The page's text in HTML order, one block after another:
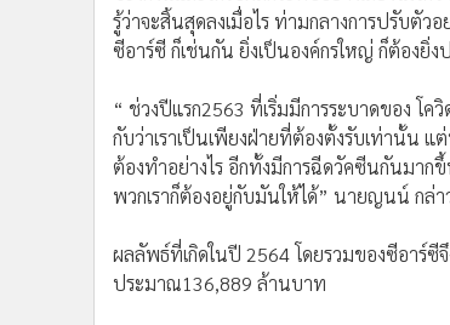
รู้ว่าจะสิ้นสุดลงเมื่อไร ท่ามกลางการปรับตัว
ซีอาร์ซี ก็เช่นกัน ยิ่งเป็นองค์กรใหญ่ ก็ต้อง
“ ช่วงปีแรก2563 ที่เริ่มมีการระบาดของ โ
กับว่าเราเป็นเพียงฝ่ายที่ต้องตั้งรับเท่านั้น
ต้องทำอย่างไร อีกทั้งมีการฉีดวัคซีนกันมากขึ้
พวกเราก็ต้องอยู่กับมันให้ได้” นายญนน์ กล่า
ผลลัพธ์ที่เกิดในปี 2564 โดยรวมของซีอาร์ซี
ประมาณ136,889 ล้านบาท